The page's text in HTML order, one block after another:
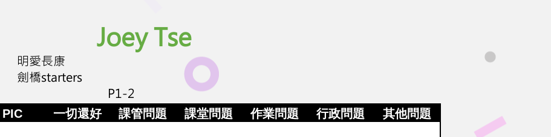
Joey Tse
明愛長康
劍橋starters
P1-2
PIC 一切還好 課管問題 課堂問題 作業問題 行政問題 其他問題